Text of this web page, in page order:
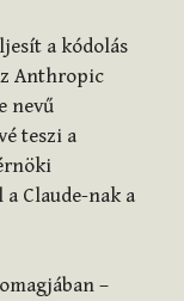
a kódolás
Anthropic
nevű
teszi a
Claude-nak a
–